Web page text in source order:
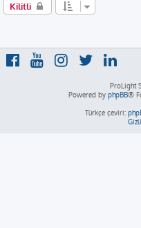
Kilitli
ProLight
Powered by phpBB®
Türkçe çeviri: